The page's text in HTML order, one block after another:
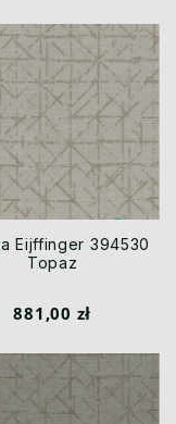
Eijffinger 394530
Topaz
881,00 zł